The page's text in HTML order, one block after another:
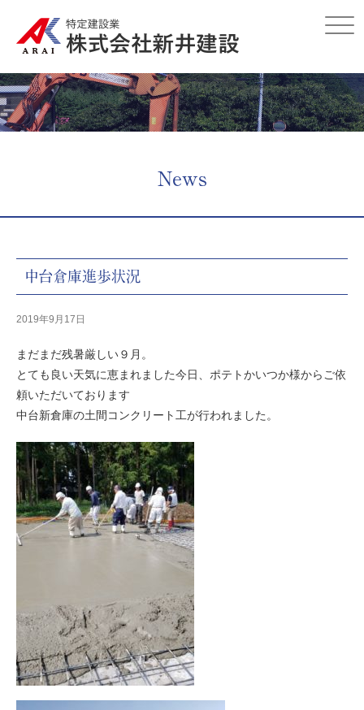
Click
News
中台倉庫進歩状況
2019年9月17日
まだまだ残暑厳しい９月。
とても良い天気に恵まれました今日、ポテトかいつか様からご依
頼いただいております
中台新倉庫の土間コンクリート工が行われました。